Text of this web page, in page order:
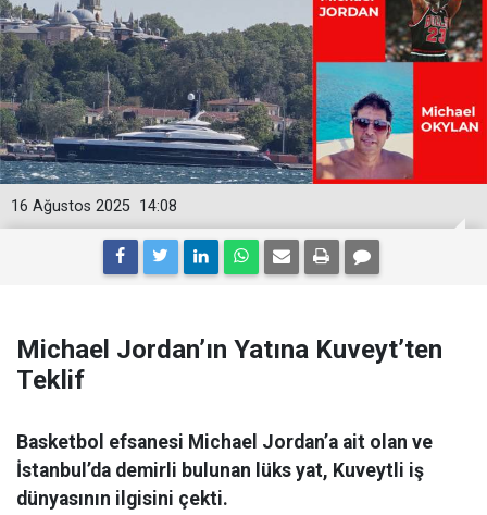
14:08
16 Ağustos 2025
Michael Jordan’ın Yatına Kuveyt’ten
Teklif
Basketbol efsanesi Michael Jordan’a ait olan ve
İstanbul’da demirli bulunan lüks yat, Kuveytli iş
dünyasının ilgisini çekti.